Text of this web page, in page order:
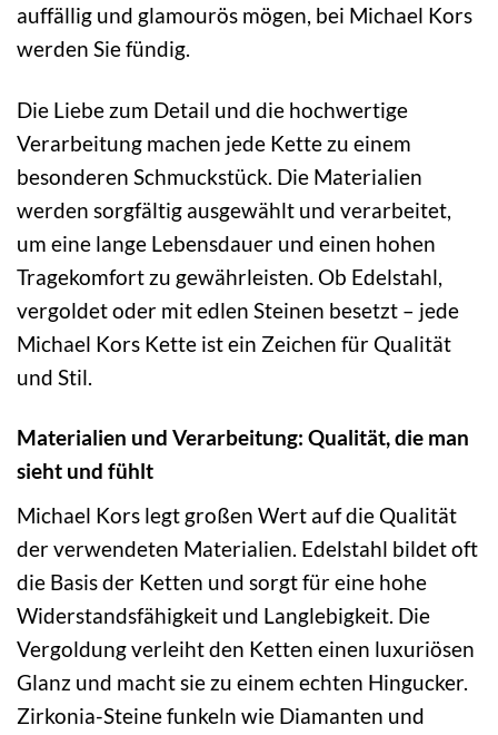
auffällig und glamourös mögen, bei Michael Kors
werden Sie fündig.
Die Liebe zum Detail und die hochwertige
Verarbeitung machen jede Kette zu einem
besonderen Schmuckstück. Die Materialien
werden sorgfältig ausgewählt und verarbeitet,
um eine lange Lebensdauer und einen hohen
Tragekomfort zu gewährleisten. Ob Edelstahl,
vergoldet oder mit edlen Steinen besetzt – jede
Michael Kors Kette ist ein Zeichen für Qualität
und Stil.
Materialien und Verarbeitung: Qualität, die man
sieht und fühlt
Michael Kors legt großen Wert auf die Qualität
der verwendeten Materialien. Edelstahl bildet oft
die Basis der Ketten und sorgt für eine hohe
Widerstandsfähigkeit und Langlebigkeit. Die
Vergoldung verleiht den Ketten einen luxuriösen
Glanz und macht sie zu einem echten Hingucker.
Zirkonia-Steine funkeln wie Diamanten und